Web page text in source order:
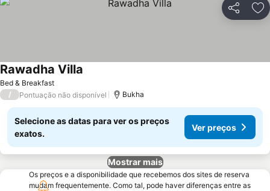
Partilhar
Bed & Breakfast
Rawadha Villa
/ Pontuação não disponível Bukha
Selecione as datas para ver os preços
exatos.
Ver preços
Mostrar mais
Os preços e a disponibilidade que recebemos dos sites de reserva
mudam frequentemente. Como tal, pode haver diferenças entre as